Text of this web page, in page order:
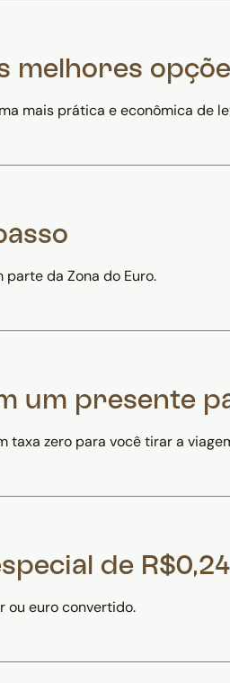
melhores
mais prática e econômica de
da Zona do Euro.
um presente
taxa zero para você tirar a
de
ou euro convertido.